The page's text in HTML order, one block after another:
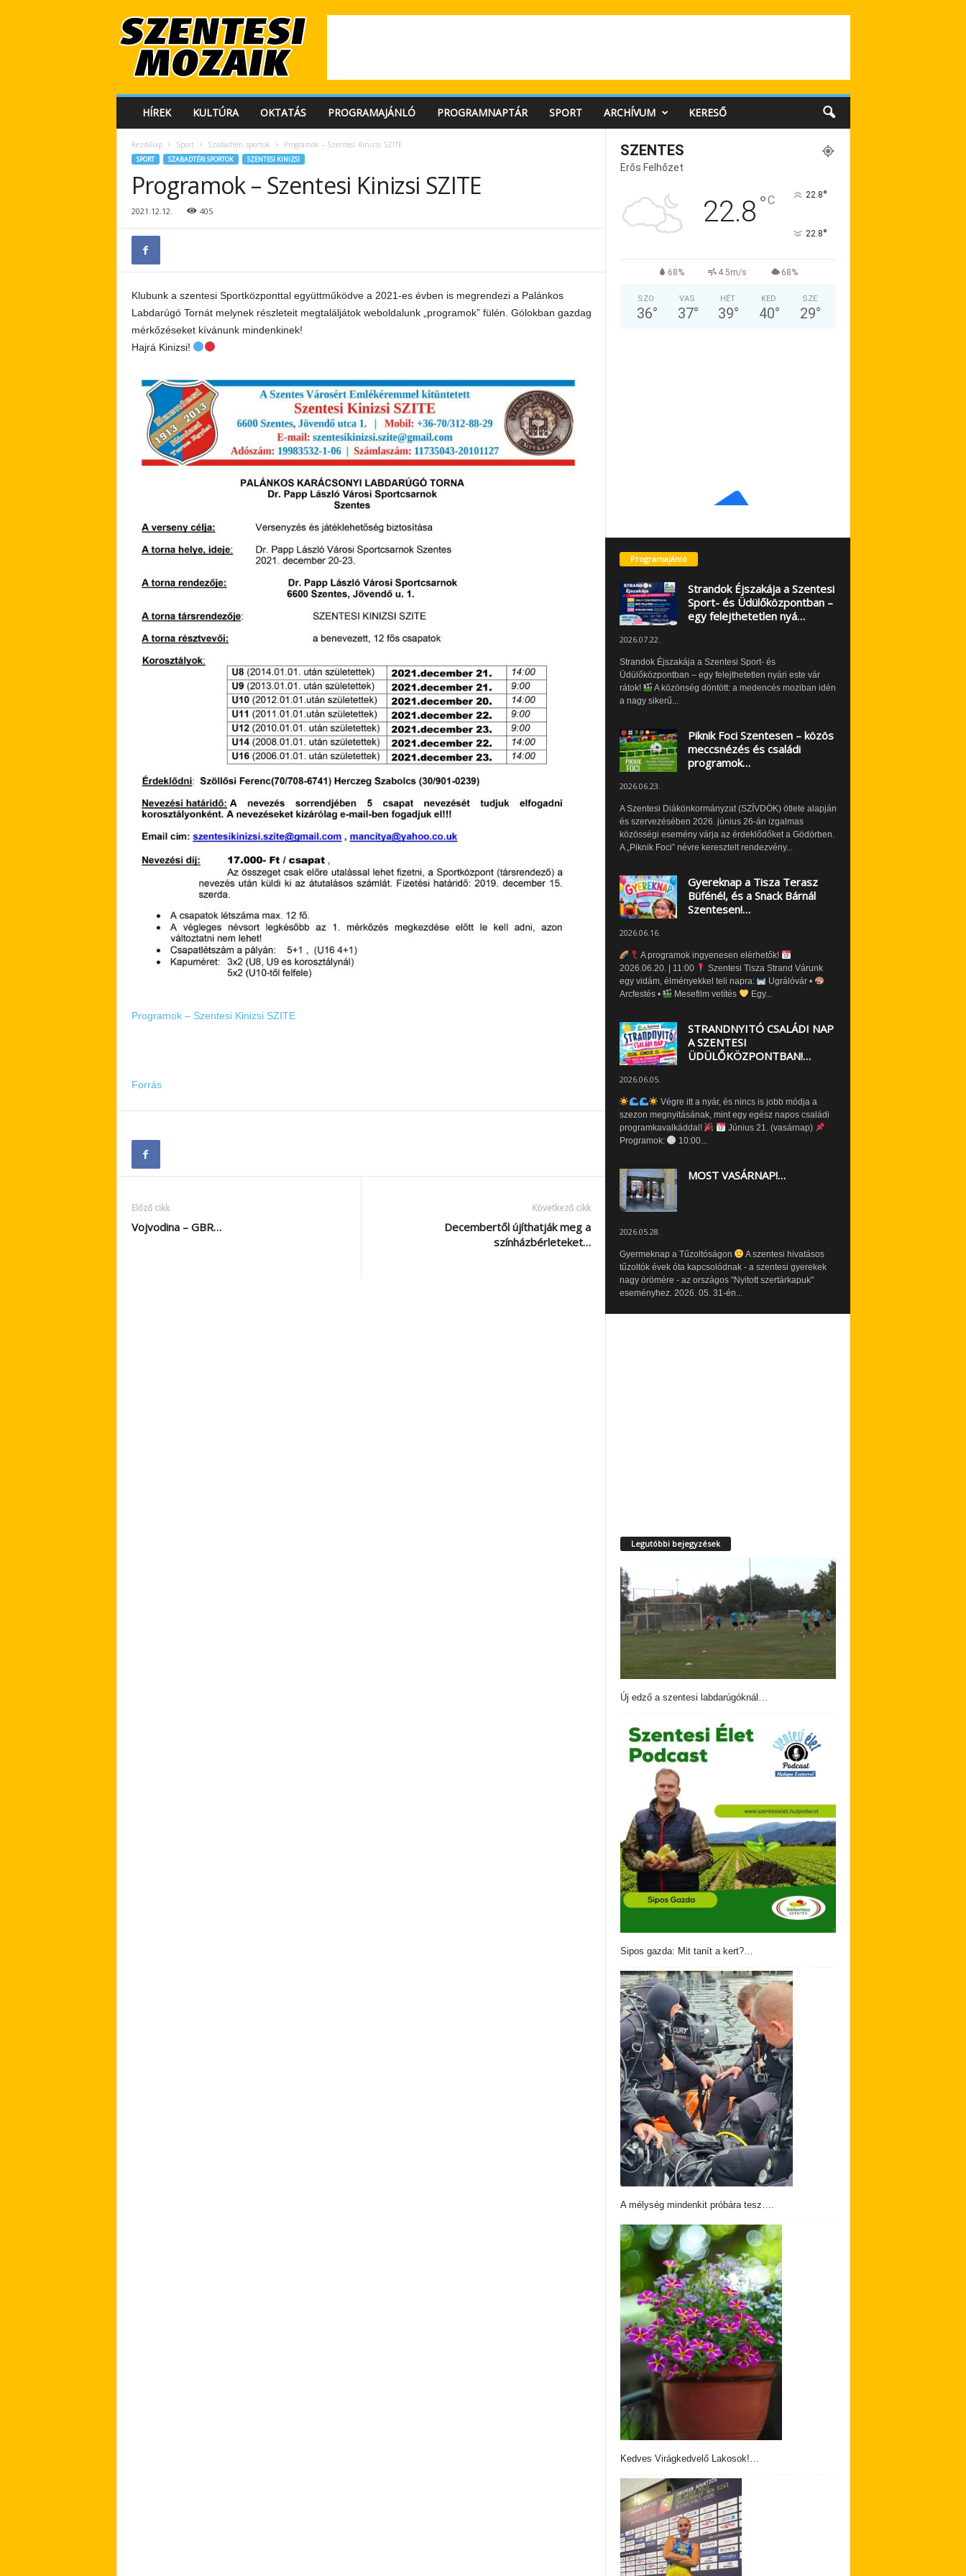
e
HÍREK KULTÚRA OKTATÁS PROGRAMAJÁNLÓ PROGRAMNAPTÁR SPORT ARCHÍVUM KERESŐ
Kezdőlap Sport Szabadtéri sportok Programok – Szentesi Kinizsi SZITE
SPORT SZABADTÉRI SPORTOK SZENTESI KINIZSI
Programok – Szentesi Kinizsi SZITE
2021.12.12. 405
Klubunk a szentesi Sportközponttal együttműködve a 2021-es évben is megrendezi a Palánkos
Labdarúgó Tornát melynek részleteit megtaláljátok weboldalunk „programok” fülén. Gólokban gazdag
mérkőzéseket kívánunk mindenkinek!
Hajrá Kinizsi!
Programok – Szentesi Kinizsi SZITE
Forrás
Előző cikk
Vojvodina – GBR…
Következő cikk
Decembertől újíthatják meg a
színházbérleteket…
SZENTES
Erős Felhőzet
22.8 °C 22.8°
22.8°
68% 4.5m/s 68%
SZO
36°
VAS
37°
HÉT
39°
KED
40°
SZE
29°
Programajánló
Strandok Éjszakája a Szentesi
Sport- és Üdülőközpontban –
egy felejthetetlen nyá…
2026.07.22.
Strandok Éjszakája a Szentesi Sport- és
Üdülőközpontban – egy felejthetetlen nyári este vár
rátok!
A közönség döntött: a medencés moziban idén
a nagy sikerű...
Piknik Foci Szentesen – közös
meccsnézés és családi
programok…
2026.06.23.
A Szentesi Diákönkormányzat (SZÍVDÖK) ötlete alapján
és szervezésében 2026. június 26-án izgalmas
közösségi esemény várja az érdeklődőket a Gödörben.
A „Piknik Foci” névre keresztelt rendezvény...
Gyereknap a Tisza Terasz
Büfénél, és a Snack Bárnál
Szentesen!…
2026.06.16.
A programok ingyenesen elérhetők!
2026.06.20. | 11:00
Szentesi Tisza Strand Várunk
egy vidám, élményekkel teli napra:
Ugrálóvár •
Arcfestés •
Mesefilm vetítés Egy...
STRANDNYITÓ CSALÁDI NAP
A SZENTESI
ÜDÜLŐKÖZPONTBAN!…
2026.06.05.
Végre itt a nyár, és nincs is jobb módja a
szezon megnyitásának, mint egy egész napos családi
programkavalkáddal!
Június 21. (vasárnap)
Programok:
10:00...
MOST VASÁRNAP!…
2026.05.28.
Gyermeknap a Tűzoltóságon
A szentesi hivatásos
tűzoltók évek óta kapcsolódnak - a szentesi gyerekek
nagy örömére - az országos "Nyitott szertárkapuk"
eseményhez. 2026. 05. 31-én...
Legutóbbi bejegyzések
Új edző a szentesi labdarúgóknál…
Sipos gazda: Mit tanít a kert?…
A mélység mindenkit próbára tesz….
Kedves Virágkedvelő Lakosok!…